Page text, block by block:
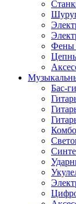
Фены
Бас-